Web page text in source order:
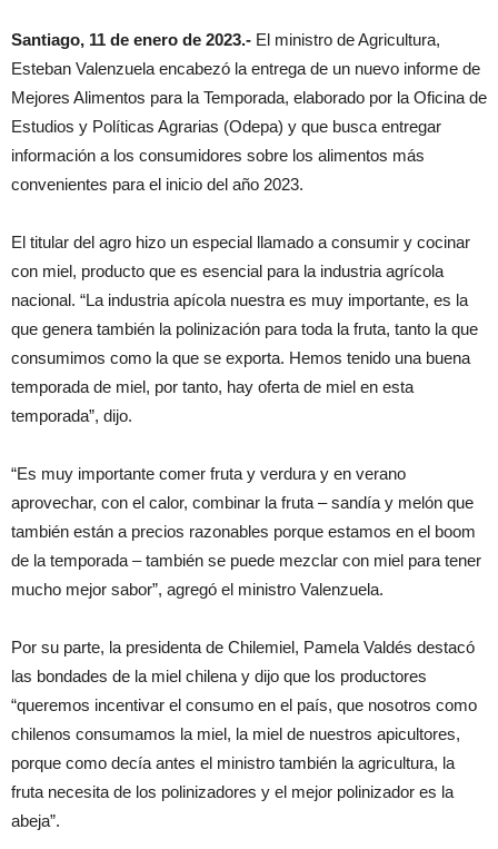
Santiago, 11 de enero de 2023.- El ministro de Agricultura,
Esteban Valenzuela encabezó la entrega de un nuevo informe de
Mejores Alimentos para la Temporada, elaborado por la Oficina de
Estudios y Políticas Agrarias (Odepa) y que busca entregar
información a los consumidores sobre los alimentos más
convenientes para el inicio del año 2023.
El titular del agro hizo un especial llamado a consumir y cocinar
con miel, producto que es esencial para la industria agrícola
nacional. “La industria apícola nuestra es muy importante, es la
que genera también la polinización para toda la fruta, tanto la que
consumimos como la que se exporta. Hemos tenido una buena
temporada de miel, por tanto, hay oferta de miel en esta
temporada”, dijo.
“Es muy importante comer fruta y verdura y en verano
aprovechar, con el calor, combinar la fruta – sandía y melón que
también están a precios razonables porque estamos en el boom
de la temporada – también se puede mezclar con miel para tener
mucho mejor sabor”, agregó el ministro Valenzuela.
Por su parte, la presidenta de Chilemiel, Pamela Valdés destacó
las bondades de la miel chilena y dijo que los productores
“queremos incentivar el consumo en el país, que nosotros como
chilenos consumamos la miel, la miel de nuestros apicultores,
porque como decía antes el ministro también la agricultura, la
fruta necesita de los polinizadores y el mejor polinizador es la
abeja”.